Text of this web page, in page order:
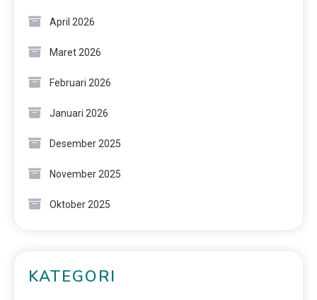
April 2026
Maret 2026
Februari 2026
Januari 2026
Desember 2025
November 2025
Oktober 2025
KATEGORI